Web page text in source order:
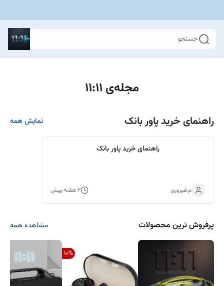
جستجو
مجله‌ی 11:11
راهنمای خرید پاور بانک نمایش همه
راهنمای خرید پاور بانک
۲ هفته پیش م.فیروزی
پرفروش ترین محصولات مشاهده همه
10%